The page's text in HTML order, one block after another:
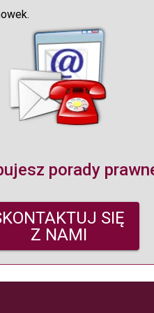
porady
SIĘ
Z NAMI